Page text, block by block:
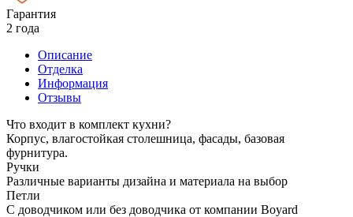
Гарантия
2 года
Описание
Отделка
Информация
Отзывы
Что входит в комплект кухни?
Корпус, влагостойкая столешница, фасады, базовая
фурнитура.
Ручки
Различные варианты дизайна и материала на выбор
Петли
С доводчиком или без доводчика от компании Boyard